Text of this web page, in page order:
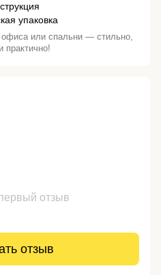
упаковка
или спальни — стильно,
практично!
отзыв
отзыв